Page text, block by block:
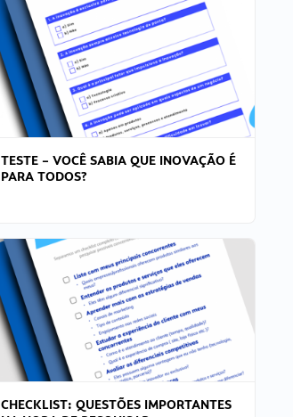
TESTE – VOCÊ SABIA QUE INOVAÇÃO É
PARA TODOS?
CHECKLIST: QUESTÕES IMPORTANTES